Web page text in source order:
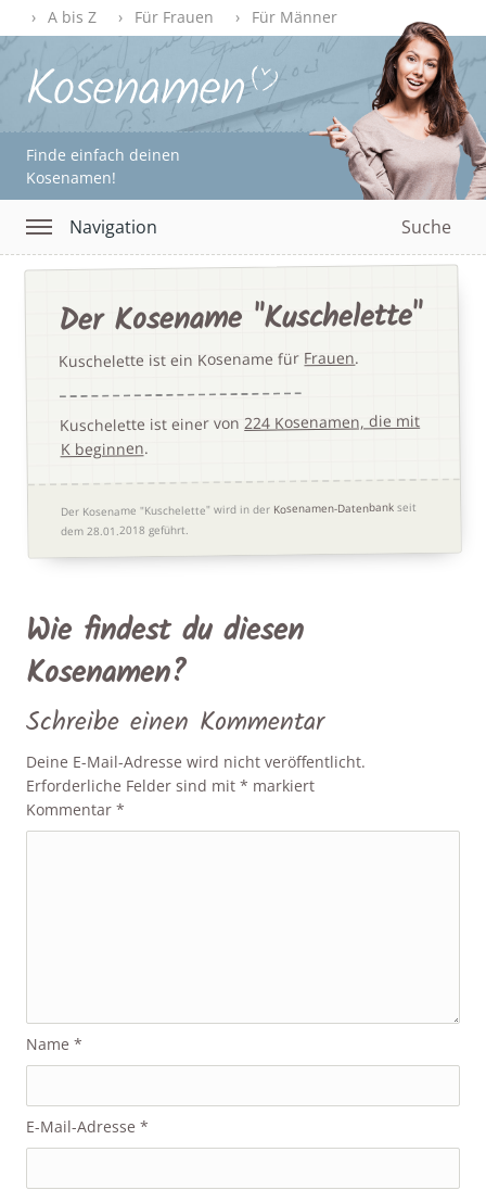
A bis Z Für Frauen Für Männer
Finde einfach deinen
Kosenamen!
Navigation Suche
Der Kosename "Kuschelette"
Kuschelette ist ein Kosename fürFrauen.
Kuschelette ist einer von224 Kosenamen, die mit
K beginnen.
Der Kosename "Kuschelette" wird in der Kosenamen-Datenbank seit
dem 28.01.2018 geführt.
Wie findest du diesen
Kosenamen?
Schreibe einen Kommentar
Deine E-Mail-Adresse wird nicht veröffentlicht.
Erforderliche Felder sind mit* markiert
Kommentar*
Name*
E-Mail-Adresse*